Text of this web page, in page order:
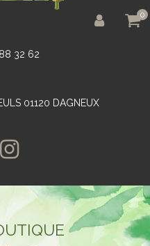
0
32 62
01120 DAGNEUX